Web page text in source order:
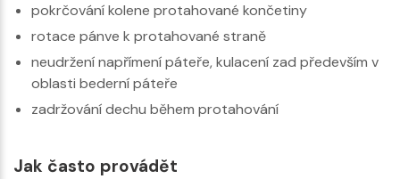
pokrčování kolene protahované končetiny
rotace pánve k protahované straně
neudržení napřímení páteře, kulacení zad především v
oblasti bederní páteře
zadržování dechu během protahování
Jak často provádět